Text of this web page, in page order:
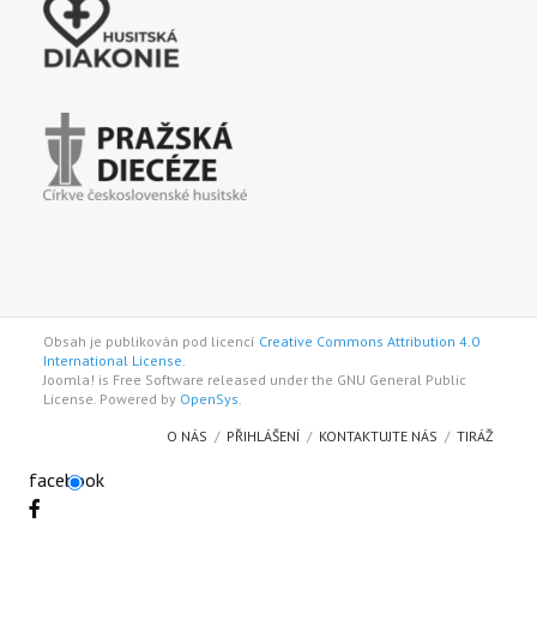
Obsah je publikován pod licencí Creative Commons Attribution 4.0
International License.
Joomla! is Free Software released under the GNU General Public
License. Powered by OpenSys
O NÁS PŘIHLÁŠENÍ KONTAKTUJTE NÁS TIRÁŽ
facebook